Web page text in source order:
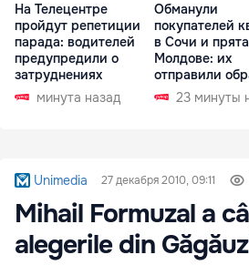
На Телецентре
пройдут репетиции
парада: водителей
предупредили о
затруднениях
минута назад
Обманули
покупателей
в Сочи и
Молдове: их
отправили
РФ 23 минуты
Unimedia 27 декабря 2010, 09:11
Mihail Formuzal a
alegerile din